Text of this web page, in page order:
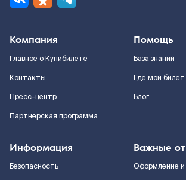
Компания
Главное о Купибилете
Контакты
Пресс-центр
Партнерская программа
Помощь
База знаний
Где мой билет
Блог
Информация
Безопасность
Важные
Оформление и